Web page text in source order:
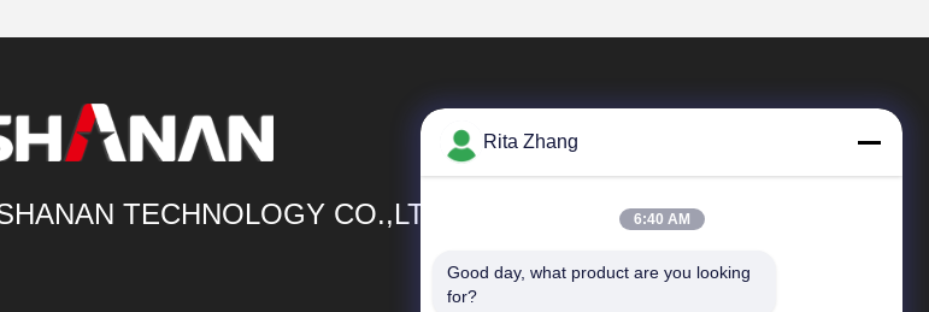
TECHNOLOGY CO.,LTD
Tautan Langsung
Rita Zhang
6:40 AM
Good day, what product are you looking
for?